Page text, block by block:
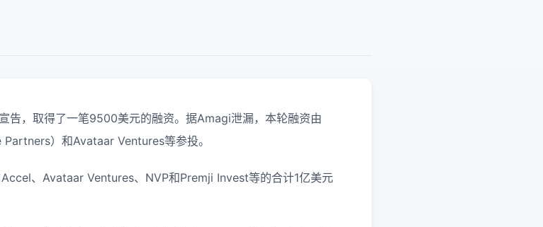
告，取得了一笔9500美元的融资。据Amagi泄漏，本轮融资由
）和Avataar Ventures等参投。
、Avataar Ventures、NVP和Premji Invest等的合计1亿美元